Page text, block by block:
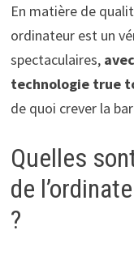
En matière de
ordinateur est un
spectaculaires,
technologie true
de quoi crever la
Quelles
de
?